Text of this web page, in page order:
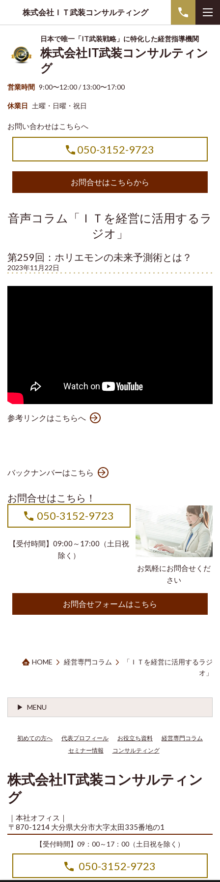
株式会社ＩＴ武装コンサルティング
日本で唯一「IT武装戦略」に特化した経営指導機関
株式会社IT武装コンサルティン
グ
営業時間 9:00〜12:00 / 13:00〜17:00
休業日 土曜・日曜・祝日
お問い合わせはこちらへ
050-3152-9723
お問合せはこちらから
音声コラム「ＩＴを経営に活用するラ
ジオ」
第259回：ホリエモンの未来予測術とは？
2023年11月22日
参考リンクはこちらへ
バックナンバーはこちら
お問合せはこちら！
お気軽にお問合せくだ
さい
050-3152-9723
【受付時間】09:00～17:00（土日祝
除く）
お問合せフォームはこちら
HOME 経営専門コラム
「ＩＴを経営に活用するラジ
オ」
MENU
初めての方へ 代表プロフィール お役立ち資料
経営専門コラム
セミナー情報
コンサルティング
株式会社IT武装コンサルティン
グ
｜本社オフィス｜
〒870-1214 大分県大分市大字太田335番地の1
【受付時間】09：00～17：00（土日祝を除く）
050-3152-9723